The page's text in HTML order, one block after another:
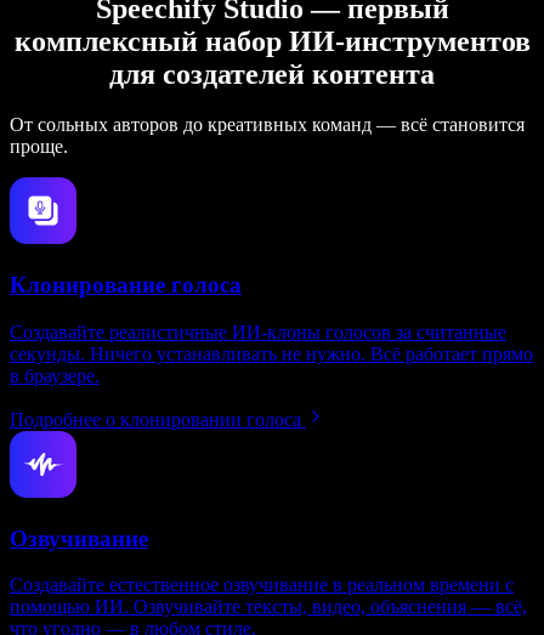
Speechify Studio — первый
комплексный набор ИИ‑инструментов
для создателей контента
От сольных авторов до креативных команд — всё становится
проще.
Клонирование голоса
Создавайте реалистичные ИИ‑клоны голосов за считанные
секунды. Ничего устанавливать не нужно. Всё работает прямо
в браузере.
Подробнее о клонировании голоса
Озвучивание
Создавайте естественное озвучивание в реальном времени с
помощью ИИ. Озвучивайте тексты, видео, объяснения — всё,
что угодно — в любом стиле.